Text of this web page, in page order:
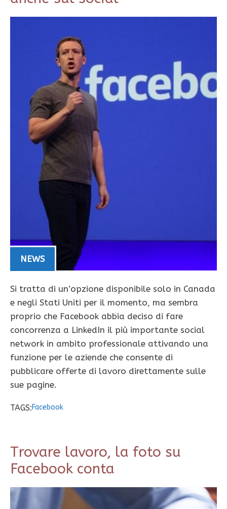
NEWS
Si tratta di un’opzione disponibile solo in Canada
e negli Stati Uniti per il momento, ma sembra
proprio che Facebook abbia deciso di fare
concorrenza a LinkedIn il più importante social
network in ambito professionale attivando una
funzione per le aziende che consente di
pubblicare offerte di lavoro direttamente sulle
sue pagine.
TAGS:Facebook
Trovare lavoro, la foto su
Facebook conta